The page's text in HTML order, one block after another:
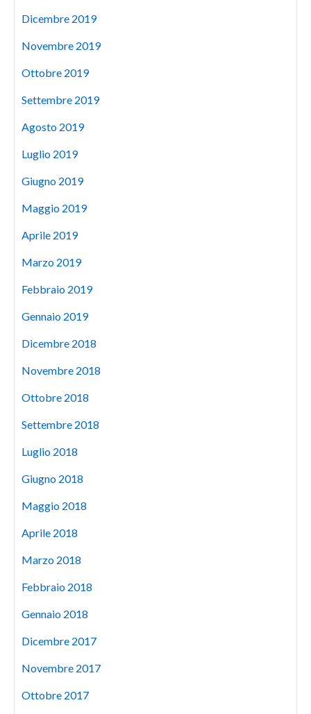
Dicembre 2019
Novembre 2019
Ottobre 2019
Settembre 2019
Agosto 2019
Luglio 2019
Giugno 2019
Maggio 2019
Aprile 2019
Marzo 2019
Febbraio 2019
Gennaio 2019
Dicembre 2018
Novembre 2018
Ottobre 2018
Settembre 2018
Luglio 2018
Giugno 2018
Maggio 2018
Aprile 2018
Marzo 2018
Febbraio 2018
Gennaio 2018
Dicembre 2017
Novembre 2017
Ottobre 2017